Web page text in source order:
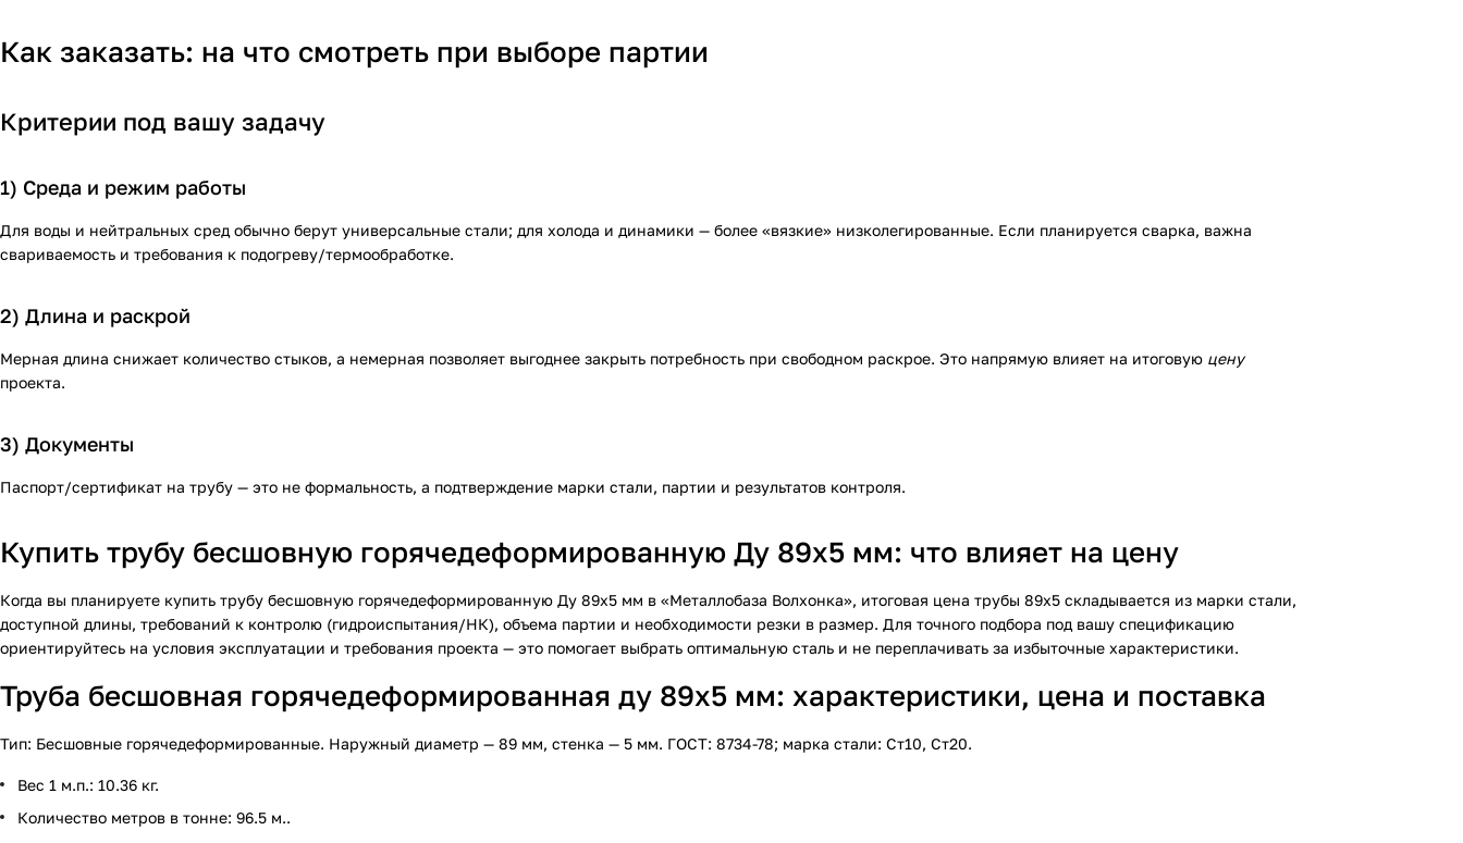
Как заказать: на что смотреть при выборе партии
Критерии под вашу задачу
1) Среда и режим работы
Для воды и нейтральных сред обычно берут универсальные стали; для холода и динамики — более «вязкие» низколегированные. Если планируется сварка, важна
свариваемость и требования к подогреву/термообработке.
2) Длина и раскрой
Мерная длина снижает количество стыков, а немерная позволяет выгоднее закрыть потребность при свободном раскрое. Это напрямую влияет на итоговую цену
проекта.
3) Документы
Паспорт/сертификат на трубу — это не формальность, а подтверждение марки стали, партии и результатов контроля.
Купить трубу бесшовную горячедеформированную Ду 89х5 мм: что влияет на цену
Когда вы планируете купить трубу бесшовную горячедеформированную Ду 89х5 мм в «Металлобаза Волхонка», итоговая цена трубы 89х5 складывается из марки стали,
доступной длины, требований к контролю (гидроиспытания/НК), объема партии и необходимости резки в размер. Для точного подбора под вашу спецификацию
ориентируйтесь на условия эксплуатации и требования проекта — это помогает выбрать оптимальную сталь и не переплачивать за избыточные характеристики.
Труба бесшовная горячедеформированная ду 89х5 мм: характеристики, цена и поставка
Тип: Бесшовные горячедеформированные. Наружный диаметр — 89 мм, стенка — 5 мм. ГОСТ: 8734-78; марка стали: Ст10, Ст20.
Вес 1 м.п.: 10.36 кг.
Количество метров в тонне: 96.5 м..